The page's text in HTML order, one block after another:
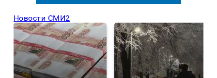
Новости СМИ2